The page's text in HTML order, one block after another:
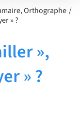
Orthographe
» ?
»,
» ?